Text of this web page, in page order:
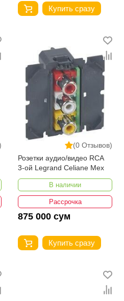
Купить сразу
(0 Отзывов)
Розетки аудио/видео RCA
3-ой Legrand Celiane Мех
В наличии
Рассрочка
875 000 сум
Купить сразу